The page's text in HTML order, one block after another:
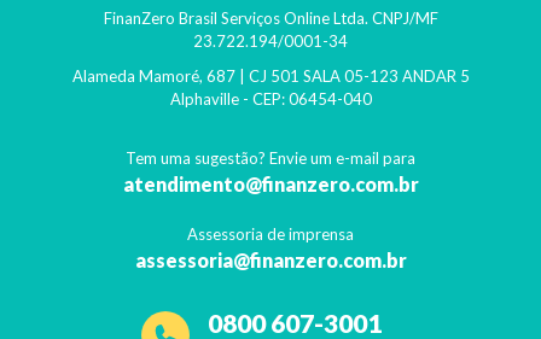
FinanZero Brasil Serviços Online Ltda. CNPJ/MF
23.722.194/0001-34
Alameda Mamoré, 687 | CJ 501 SALA 05-123 ANDAR 5
Alphaville- CEP: 06454-040
Tem uma sugestão? Envie um e-mail para
atendimento@finanzero.com.br
Assessoria de imprensa
assessoria@finanzero.com.br
0800 607-3001